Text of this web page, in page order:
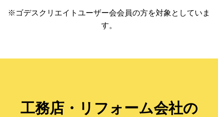
※ゴデスクリエイトユーザー会会員の方を対象としていま
す。
工務店・リフォーム会社の